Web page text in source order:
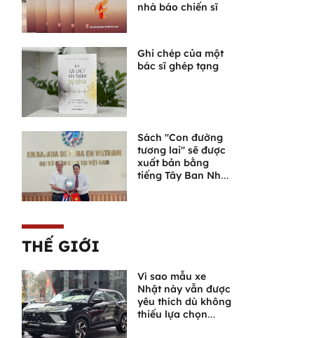
nhà báo chiến sĩ
Ghi chép của một
bác sĩ ghép tạng
Sách "Con đường
tương lai" sẽ được
xuất bản bằng
tiếng Tây Ban Nha
THẾ GIỚI
Vì sao mẫu xe
Nhật này vẫn được
yêu thích dù không
thiếu lựa chọn